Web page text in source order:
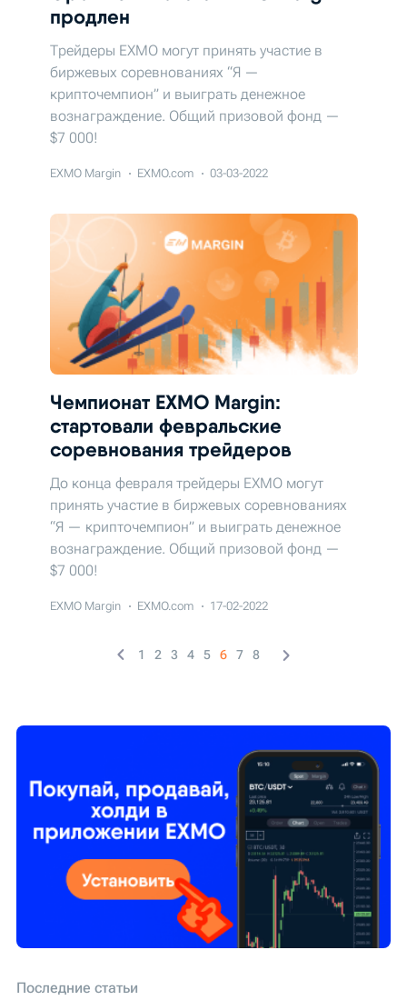
продлен
Трейдеры EXMO могут принять участие в
биржевых соревнованиях “Я —
крипточемпион” и выиграть денежное
вознаграждение. Общий призовой фонд —
$7 000!
EXMO Margin EXMO.com 03-03-2022
Чемпионат EXMO Margin:
стартовали февральские
соревнования трейдеров
До конца февраля трейдеры EXMO могут
принять участие в биржевых соревнованиях
“Я — крипточемпион” и выиграть денежное
вознаграждение. Общий призовой фонд —
$7 000!
EXMO Margin EXMO.com 17-02-2022
1 2 3 4 5 6 7 8
Последние статьи